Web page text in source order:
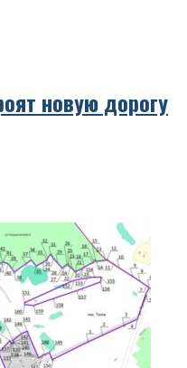
новую дорогу